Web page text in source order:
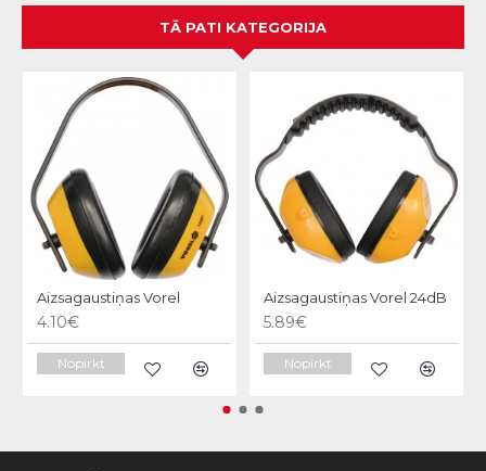
TĀ PATI KATEGORIJA
Aizsagaustiņas Vorel
4.10€
Nopirkt
Aizsagaustiņas Vorel 24dB
5.89€
Nopirkt